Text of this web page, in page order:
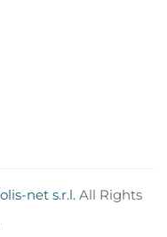
net s.r.l. All Rights